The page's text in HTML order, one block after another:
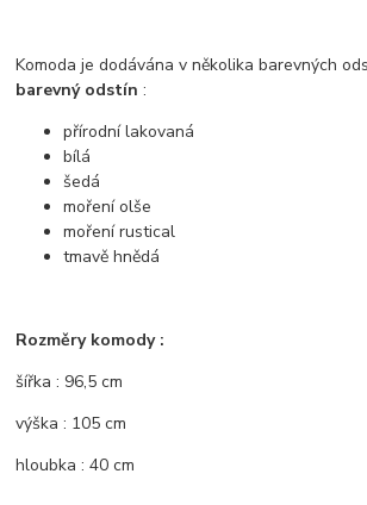
Komoda je dodávána v několika barevných
barevný odstín :
přírodní lakovaná
bílá
šedá
moření olše
moření rustical
tmavě hnědá
Rozměry komody :
šířka : 96,5 cm
výška : 105 cm
hloubka : 40 cm